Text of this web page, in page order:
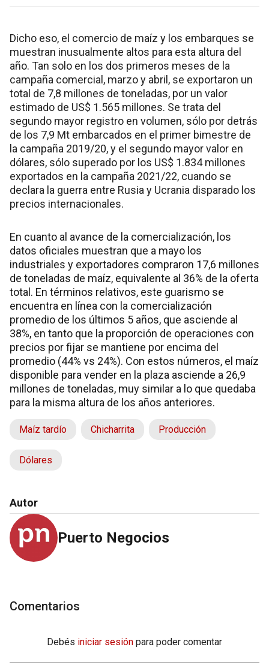
Dicho eso, el comercio de maíz y los embarques se
muestran inusualmente altos para esta altura del
año. Tan solo en los dos primeros meses de la
campaña comercial, marzo y abril, se exportaron un
total de 7,8 millones de toneladas, por un valor
estimado de US$ 1.565 millones. Se trata del
segundo mayor registro en volumen, sólo por detrás
de los 7,9 Mt embarcados en el primer bimestre de
la campaña 2019/20, y el segundo mayor valor en
dólares, sólo superado por los US$ 1.834 millones
exportados en la campaña 2021/22, cuando se
declara la guerra entre Rusia y Ucrania disparado los
precios internacionales.
En cuanto al avance de la comercialización, los
datos oficiales muestran que a mayo los
industriales y exportadores compraron 17,6 millones
de toneladas de maíz, equivalente al 36% de la oferta
total. En términos relativos, este guarismo se
encuentra en línea con la comercialización
promedio de los últimos 5 años, que asciende al
38%, en tanto que la proporción de operaciones con
precios por fijar se mantiene por encima del
promedio (44% vs 24%). Con estos números, el maíz
disponible para vender en la plaza asciende a 26,9
millones de toneladas, muy similar a lo que quedaba
para la misma altura de los años anteriores.
Maíz tardío Chicharrita Producción
Dólares
Autor
Puerto Negocios
Comentarios
Debés iniciar sesión para poder comentar